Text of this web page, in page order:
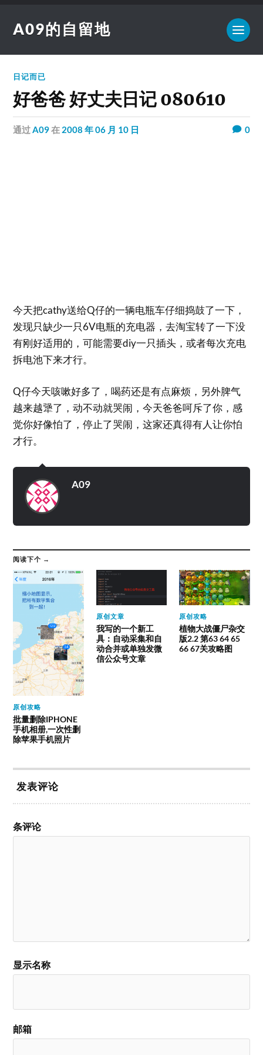
A09的自留地
日记而已
好爸爸 好丈夫日记 080610
通过A09在 2008 年 06 月 10 日 0
今天把cathy送给Q仔的一辆电瓶车仔细捣鼓了一下，
发现只缺少一只6V电瓶的充电器，去淘宝转了一下没
有刚好适用的，可能需要diy一只插头，或者每次充电
拆电池下来才行。
Q仔今天咳嗽好多了，喝药还是有点麻烦，另外脾气
越来越犟了，动不动就哭闹，今天爸爸呵斥了你，感
觉你好像怕了，停止了哭闹，这家还真得有人让你怕
才行。
A09
阅读下个 →
原创攻略
批量删除IPHONE
手机相册,一次性删
除苹果手机照片
原创文章
我写的一个新工
具：自动采集和自
动合并或单独发微
信公众号文章
原创攻略
植物大战僵尸杂交
版2.2 第63 64 65
66 67关攻略图
发表评论
条评论
显示名称
邮箱